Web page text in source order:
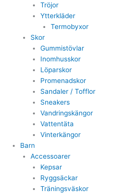
Tröjor
Ytterkläder
Termobyxor
Skor
Gummistövlar
Inomhusskor
Löparskor
Promenadskor
Sandaler / Tofflor
Sneakers
Vandringskängor
Vattentäta
Vinterkängor
Barn
Accessoarer
Kepsar
Ryggsäckar
Träningsväskor